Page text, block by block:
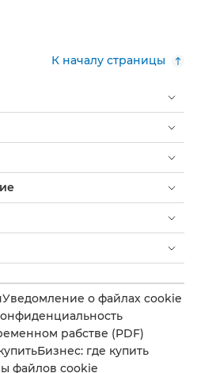
К началу страницы
Уведомление о файлах cookie
рабстве (PDF)
Бизнес: где купить
файлов cookie